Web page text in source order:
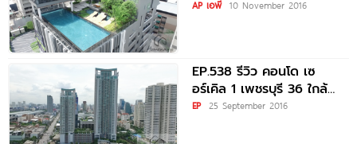
พระราม 9,
AP เอพี 10 November 2016
EP.538 รีวิว คอนโด เซ
อร์เคิล 1 เพชรบุรี 36 ใกล้
รถไฟฟ้า MRT เพชรบุรี,
EP 25 September 2016